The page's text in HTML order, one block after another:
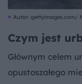
Autor: gettyimages.com/
Czym jest
Głównym celem
opustoszałego